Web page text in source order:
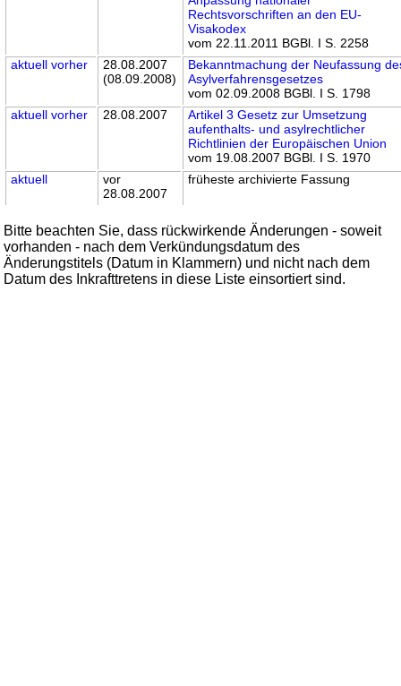
Rechtsvorschriften an den EU-
Visakodex
vom 22.11.2011 BGBl. I S. 2258
aktuell vorher
28.08.2007
(08.09.2008)
Bekanntmachung der Neufassung
Asylverfahrensgesetzes
vom 02.09.2008 BGBl. I S. 1798
aktuell vorher 28.08.2007
Artikel 3 Gesetz zur Umsetzung
aufenthalts- und asylrechtlicher
Richtlinien der Europäischen Union
vom 19.08.2007 BGBl. I S. 1970
aktuell
vor
28.08.2007
früheste archivierte Fassung
Bitte beachten Sie, dass rückwirkende Änderungen - soweit
vorhanden - nach dem Verkündungsdatum des
Änderungstitels (Datum in Klammern) und nicht nach dem
Datum des Inkrafttretens in diese Liste einsortiert sind.